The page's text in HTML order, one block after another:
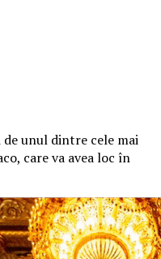
de unul dintre cele mai
care va avea loc în